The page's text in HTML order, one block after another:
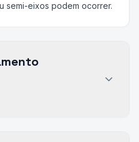
semi-eixos podem ocorrer.